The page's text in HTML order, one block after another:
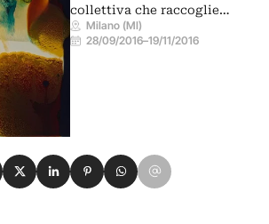
collettiva che raccoglie…
Milano (MI)
28/09/2016–19/11/2016
su Facebook
Condividi su X
Condividi su LinkedIn
Condividi su Pinterest
Condividi su WhatsApp
Condividi su Email